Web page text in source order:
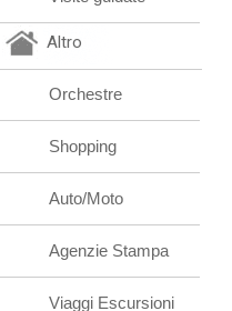
Altro
Orchestre
Shopping
Auto/Moto
Agenzie Stampa
Viaggi Escursioni